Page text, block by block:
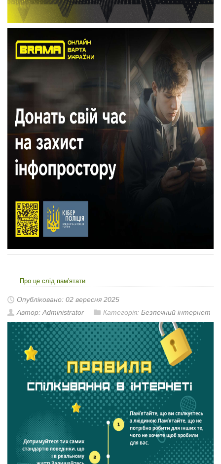
Про це слід пам'ятати
Опубліковано: 02 вересня 2025
Автор: Administrator
Категорія: Безпечний інтернет